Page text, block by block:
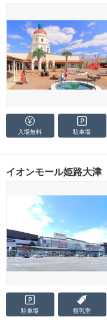
入場無料 駐車場
イオンモール姫路大津
駐車場 授乳室